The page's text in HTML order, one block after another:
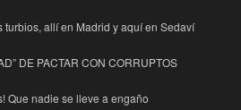
turbios, allí en Madrid y aquí en Sedaví
DE PACTAR CON CORRUPTOS
Que nadie se lleve a engaño